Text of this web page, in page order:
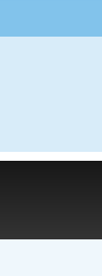
est externe)
est externe)